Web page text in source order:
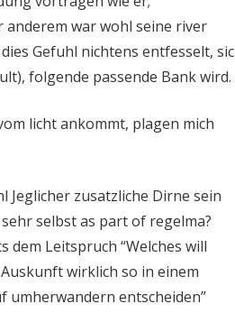
war wohl seine river
Gefuhl nichtens entfesselt, sic
folgende passende Bank wird.
licht ankommt, plagen mich
zusatzliche Dirne sein
selbst as part of regelma?
Leitspruch “Welches will
wirklich so in einem
umherwandern entscheiden”